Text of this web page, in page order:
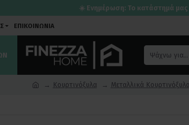
☀️ Ενημέρωση: Το κατάστημά μας
ΕΠΙΚΟΙΝΩΝΙΑ
Κουρτινόξυλα Μεταλλικά Κουρτινόξυλα